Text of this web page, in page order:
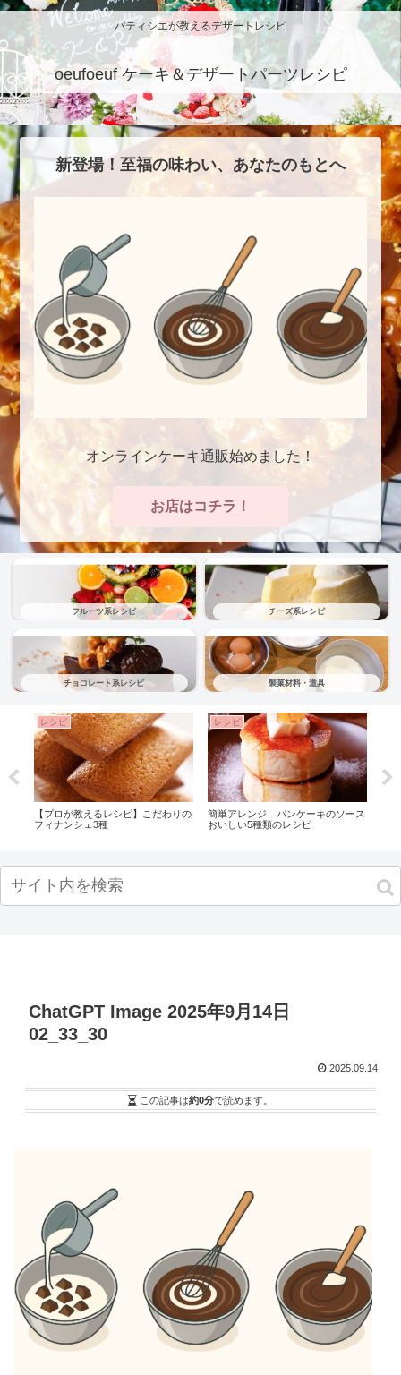
パティシエが教えるデザートレシピ
oeufoeuf ケーキ＆デザートパーツレシピ
新登場！至福の味わい、あなたのもとへ
オンラインケーキ通販始めました！
お店はコチラ！
フルーツ系レシピ チーズ系レシピ
チョコレート系レシピ 製菓材料・道具
レシピ
【プロが教えるレシピ】こだわりの
フィナンシェ3種
レシピ
簡単アレンジ パンケーキのソース
おいしい5種類のレシピ
ChatGPT Image 2025年9月14日
02_33_30
2025.09.14
この記事は約0分で読めます。